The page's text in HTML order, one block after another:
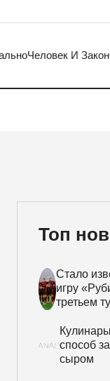
Человек И Закон
Топ
Стало
игру
третьем
способ
сыром